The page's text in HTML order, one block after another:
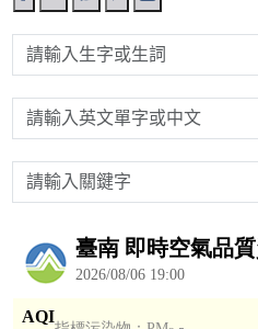
請輸入生字或生詞
請輸入英文單字或中文
請輸入關鍵字